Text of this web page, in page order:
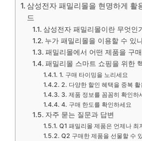
삼성전자 패밀리몰을 현명하게 활
드
삼성전자 패밀리몰이란 무엇인
누가 패밀리몰을 이용할 수 있
패밀리몰에서 어떤 제품을 구
패밀리몰 스마트 쇼핑을 위한
1. 구매 타이밍을 노리세요
2. 다양한 할인 혜택을 중복 활
3. 제품 정보를 꼼꼼히 확인하
4. 구매 한도를 확인하세요
자주 묻는 질문과 답변
Q1 패밀리몰 제품은 언제나 최
Q2 구매한 제품을 선물할 수